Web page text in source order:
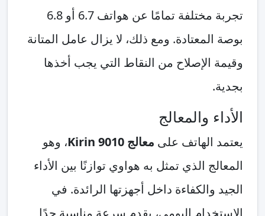
تجربة مختلفة تمامًا عن هواتف 6.7 أو 6.8
بوصة المعتادة. ومع ذلك، لا يزال عامل المتانة
وقيمة الإصلاح من النقاط التي يجب أخذها
بجدية.
الأداء والمعالج
يعتمد الهاتف على معالج Kirin 9010
، وهو
المعالج الذي تمثل به هواوي توازنًا بين الأداء
الجيد والكفاءة داخل أجهزتها الرائدة. في
الاستخدام اليومي، يقدم سرعة مناسبة جدًا